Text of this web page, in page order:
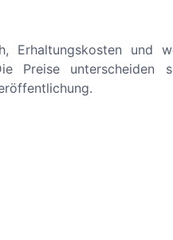
Erhaltungskosten und
Preise unterscheiden